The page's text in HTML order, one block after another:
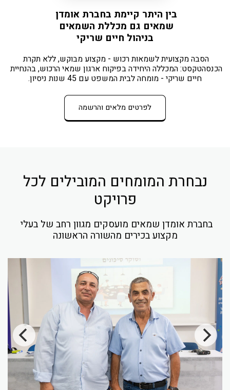
בין היתר קיימת בחברת אומדן
שמאים גם מכללת השמאים
בניהול חיים שריקי
הסבה מקצועית לשמאות רכוש - מקצוע מבוקש, ללא תקרת
הכנסהטקסט: המכללה היחידה בפיקוח ארגון שמאי הרכוש, בהנחיית
חיים שריקי - מומחה לבית המשפט עם 45 שנות ניסיון.
לפרטים מלאים והרשמה
נבחרת המומחים המובילים לכל
פרויקט
מקצוע בכירים מהשורה הראשונה